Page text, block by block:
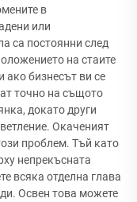
в
или
са постоянни след
на стаите
ако бизнесът ви се
точно на същото
докато други
Окаченият
проблем. Тъй като
непрекъсната
всяка отделна глава
Освен това можете